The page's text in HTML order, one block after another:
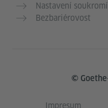
Nastavení soukromí
Bezbariérovost
©
Impresum